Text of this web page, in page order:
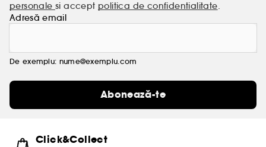
personalesi accept politica de confidentialitate.
Adresă email
De exemplu: nume@exemplu.com
Abonează-te
Click&Collect